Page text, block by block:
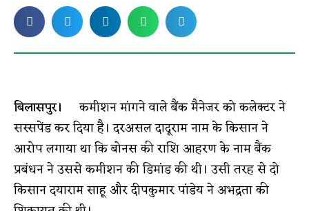
बिलासपुर।
कमीशन मांगने वाले बैंक मैनेजर को कलेक्टर ने
सस्सपेंड कर दिया है। दरअसल दादूराम नाम के किसान ने
आरोप लगाया था कि बोनस की राशि आहरण के नाम बैंक
प्रबंधन ने उससे कमीशन की डिमांड की थी। उसी तरह से दो
किसान दयाराम साहू और दीपकुमार पांडेय ने अभद्रता की